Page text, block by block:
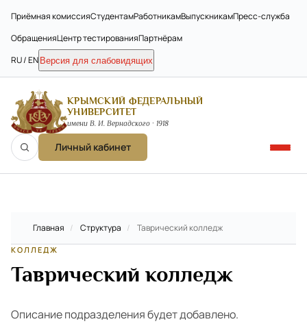
Приёмная комиссияСтудентамРаботникамВыпускникамПресс-служба
ОбращенияЦентр тестированияПартнёрам
RU / EN Версия для слабовидящих
КРЫМСКИЙ ФЕДЕРАЛЬНЫЙ
УНИВЕРСИТЕТ
имени В. И. Вернадского · 1918
Личный кабинет
Главная / Структура / Таврический колледж
КОЛЛЕДЖ
Таврический колледж
Описание подразделения будет добавлено.